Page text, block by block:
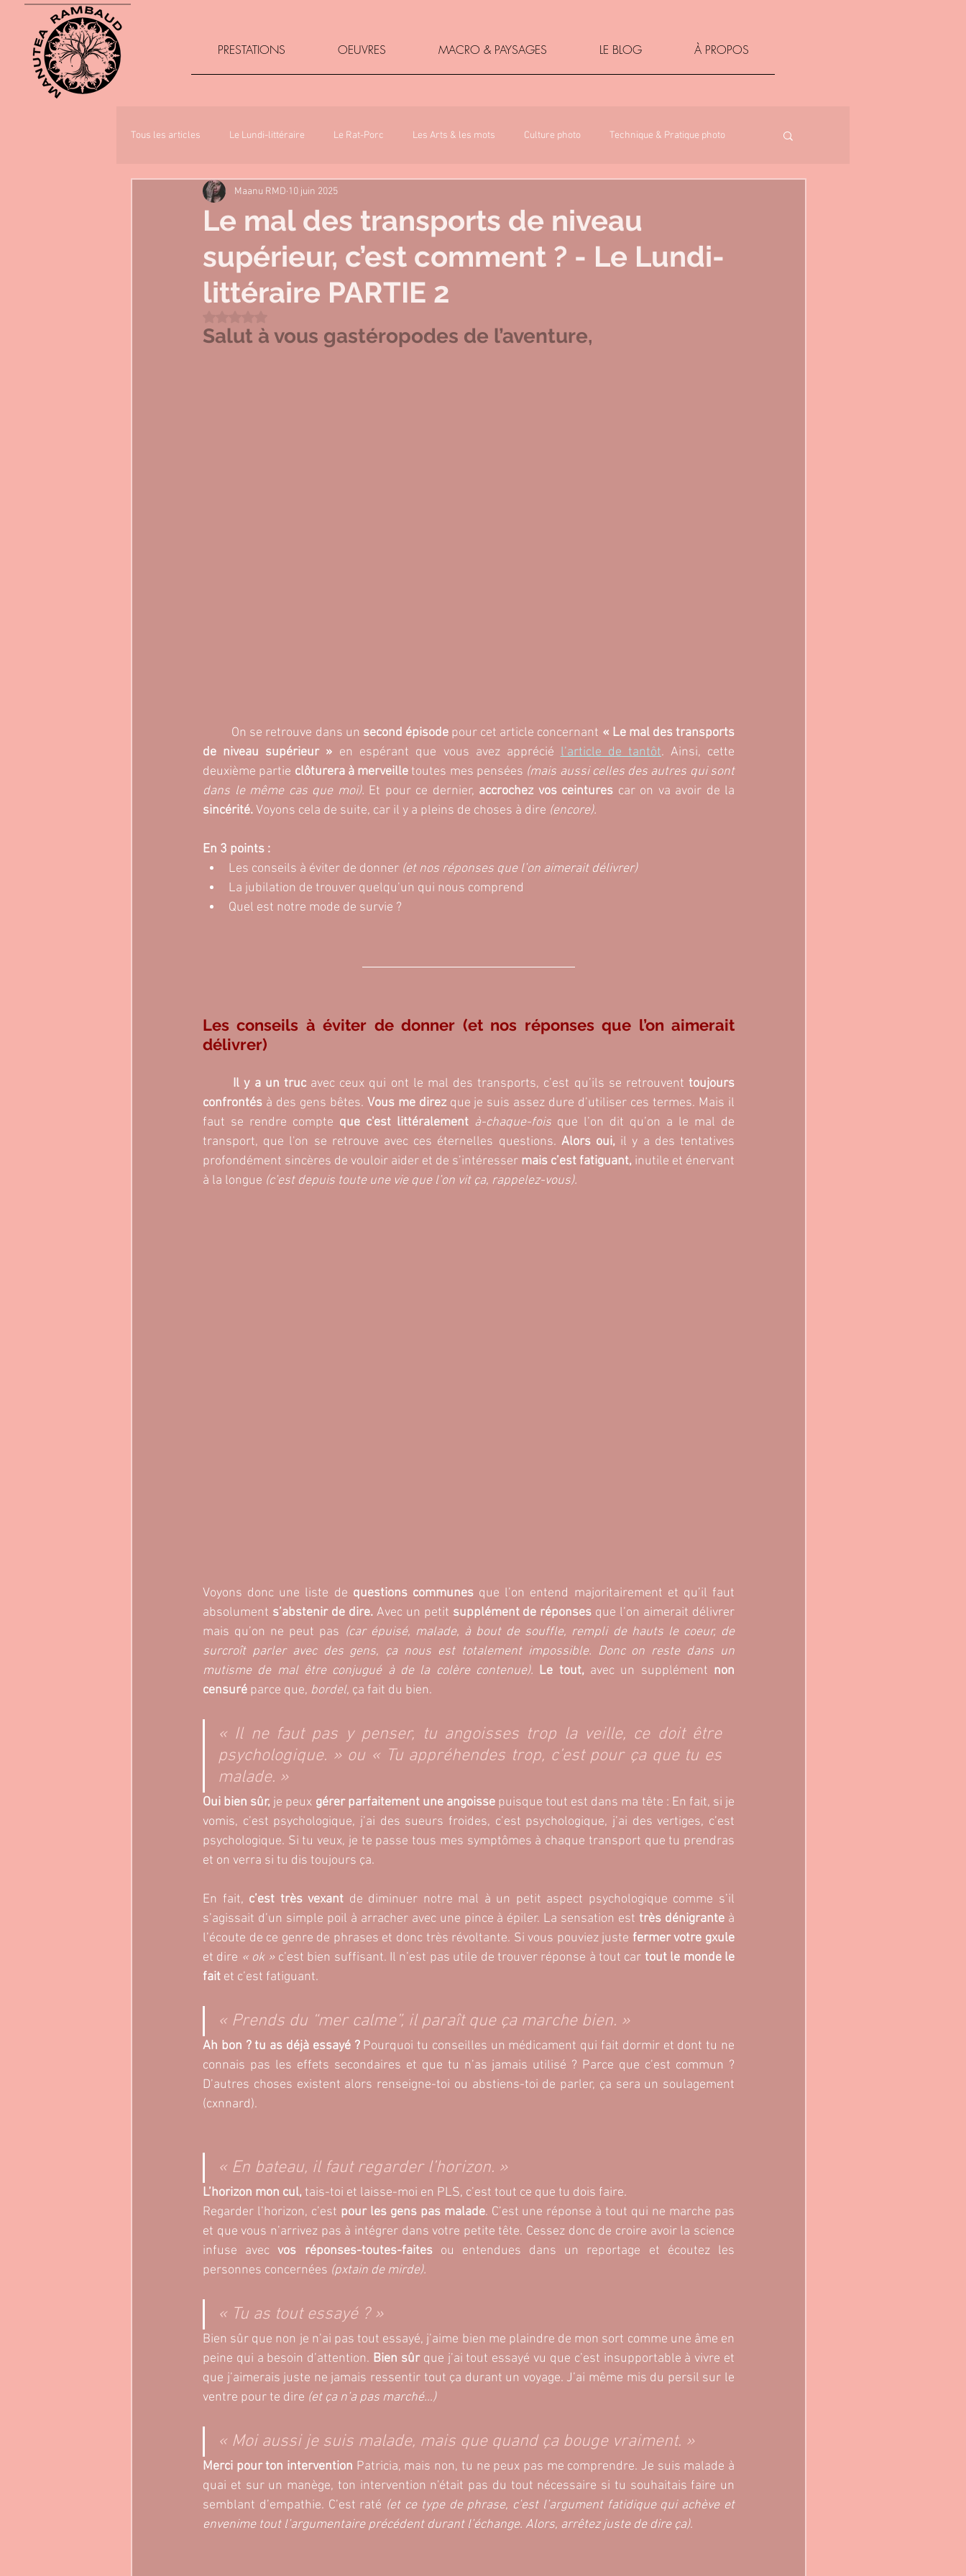
PRESTATIONS OEUVRES MACRO & PAYSAGES LE BLOG À PROPOS
Tous les articles Le Lundi-littéraire Le Rat-Porc Les Arts & les mots Culture photo Technique & Pratique photo
Le mal des transports de niveau
supérieur, c’est comment ? - Le Lundi-
littéraire PARTIE 2
Maanu RMD 10 juin 2025
Salut à vous gastéropodes de l’aventure,
	On se retrouve dans un
second épisode pour cet article concernant « Le mal des transports
de niveau supérieur » en espérant que vous avez apprécié l’article de tantôt. Ainsi, cette
deuxième partie clôturera à merveille toutes mes pensées (mais aussi celles des autres qui sont
dans le même cas que moi). Et pour ce dernier, accrochez vos ceintures car on va avoir de la
sincérité. Voyons cela de suite, car il y a pleins de choses à dire (encore).
En 3 points :
Les conseils à éviter de donner (et nos réponses que l’on aimerait délivrer)
La jubilation de trouver quelqu’un qui nous comprend
Quel est notre mode de survie ?
Les conseils à éviter de donner (et nos réponses que l’on aimerait
délivrer)
Il y a un truc avec ceux qui ont le mal des transports, c’est qu’ils se retrouvent toujours
confrontés à des gens bêtes. Vous me direz que je suis assez dure d’utiliser ces termes. Mais il
faut se rendre compte que c'est littéralement à-chaque-fois que l’on dit qu’on a le mal de
transport, que l'on se retrouve avec ces éternelles questions. Alors oui, il y a des tentatives
profondément sincères de vouloir aider et de s’intéresser mais c’est fatiguant, inutile et énervant
à la longue (c’est depuis toute une vie que l’on vit ça, rappelez-vous).
Voyons donc une liste de questions communes que l’on entend majoritairement et qu’il faut
absolument s’abstenir de dire. Avec un petit supplément de réponses que l’on aimerait délivrer
mais qu’on ne peut pas (car épuisé, malade, à bout de souffle, rempli de hauts le coeur, de
surcroît parler avec des gens, ça nous est totalement impossible. Donc on reste dans un
mutisme de mal être conjugué à de la colère contenue). Le tout, avec un supplément non
censuré parce que, bordel, ça fait du bien.
« Il ne faut pas y penser, tu angoisses trop la veille, ce doit être
psychologique. » ou « Tu appréhendes trop, c’est pour ça que tu es
malade. »
Oui bien sûr, je peux gérer parfaitement une angoisse puisque tout est dans ma tête : En fait, si je
vomis, c’est psychologique, j’ai des sueurs froides, c’est psychologique, j’ai des vertiges, c’est
psychologique. Si tu veux, je te passe tous mes symptômes à chaque transport que tu prendras
et on verra si tu dis toujours ça.
En fait, c’est très vexant de diminuer notre mal à un petit aspect psychologique comme s’il
s’agissait d’un simple poil à arracher avec une pince à épiler. La sensation est très dénigrante à
l’écoute de ce genre de phrases et donc très révoltante. Si vous pouviez juste
et dire « ok » c’est bien suffisant. Il n’est pas utile de trouver réponse à tout car tout le monde le
fait et c’est fatiguant.
« Prends du “mer calme”, il paraît que ça marche bien. »
Ah bon ? tu as déjà essayé ? Pourquoi tu conseilles un médicament qui fait dormir et dont tu ne
connais pas les effets secondaires et que tu n’as jamais utilisé ? Parce que c’est commun ?
D’autres choses existent alors renseigne-toi ou abstiens-toi de parler, ça sera un soulagement
(cxnnard).
« En bateau, il faut regarder l’horizon. »
L’horizon mon cul, tais-toi et laisse-moi en PLS, c’est tout ce que tu dois faire.
Regarder l’horizon, c’est pour les gens pas malade. C’est une réponse à tout qui ne marche pas
et que vous n’arrivez pas à intégrer dans votre petite tête. Cessez donc de croire avoir la science
infuse avec vos réponses-toutes-faites ou entendues dans un reportage et écoutez les
personnes concernées (pxtain de mirde).
« Tu as tout essayé ? »
Bien sûr que non je n’ai pas tout essayé, j’aime bien me plaindre de mon sort comme une âme en
peine qui a besoin d’attention. Bien sûr que j’ai tout essayé vu que c’est insupportable à vivre et
que j’aimerais juste ne jamais ressentir tout ça durant un voyage. J’ai même mis du persil sur le
ventre pour te dire (et ça n’a pas marché…)
« Moi aussi je suis malade, mais que quand ça bouge vraiment. »
Merci pour ton intervention Patricia, mais non, tu ne peux pas me comprendre. Je suis malade à
quai et sur un manège, ton intervention n'était pas du tout nécessaire si tu souhaitais faire un
semblant d’empathie. C’est raté (et ce type de phrase, c’est l’argument fatidique qui achève et
envenime tout l’argumentaire précédent durant l’échange. Alors, arrêtez juste de dire ça).